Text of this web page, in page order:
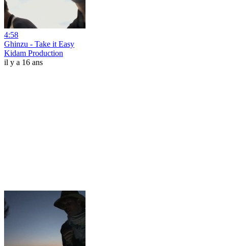
4:58
Ghinzu - Take it Easy
Kidam Production
il y a 16 ans